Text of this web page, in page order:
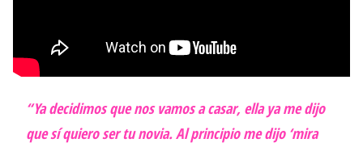
“Ya decidimos que nos vamos a casar, ella ya me dijo
que sí quiero ser tu novia. Al principio me dijo ‘mira